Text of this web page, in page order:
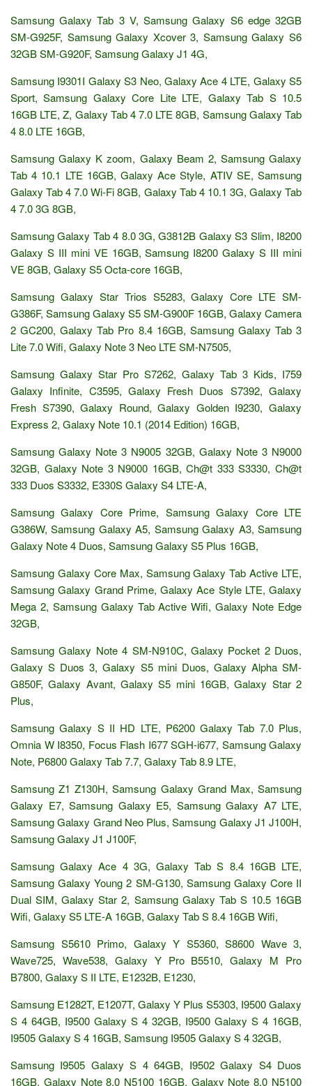
Samsung Galaxy Tab 3 V, Samsung Galaxy S6 edge 32GB
SM-G925F, Samsung Galaxy Xcover 3, Samsung Galaxy S6
32GB SM-G920F, Samsung Galaxy J1 4G,
Samsung I9301I Galaxy S3 Neo, Galaxy Ace 4 LTE, Galaxy S5
Sport, Samsung Galaxy Core Lite LTE, Galaxy Tab S 10.5
16GB LTE, Z, Galaxy Tab 4 7.0 LTE 8GB, Samsung Galaxy Tab
4 8.0 LTE 16GB,
Samsung Galaxy K zoom, Galaxy Beam 2, Samsung Galaxy
Tab 4 10.1 LTE 16GB, Galaxy Ace Style, ATIV SE, Samsung
Galaxy Tab 4 7.0 Wi-Fi 8GB, Galaxy Tab 4 10.1 3G, Galaxy Tab
4 7.0 3G 8GB,
Samsung Galaxy Tab 4 8.0 3G, G3812B Galaxy S3 Slim, I8200
Galaxy S III mini VE 16GB, Samsung I8200 Galaxy S III mini
VE 8GB, Galaxy S5 Octa-core 16GB,
Samsung Galaxy Star Trios S5283, Galaxy Core LTE SM-
G386F, Samsung Galaxy S5 SM-G900F 16GB, Galaxy Camera
2 GC200, Galaxy Tab Pro 8.4 16GB, Samsung Galaxy Tab 3
Lite 7.0 Wifi, Galaxy Note 3 Neo LTE SM-N7505,
Samsung Galaxy Star Pro S7262, Galaxy Tab 3 Kids, I759
Galaxy Infinite, C3595, Galaxy Fresh Duos S7392, Galaxy
Fresh S7390, Galaxy Round, Galaxy Golden I9230, Galaxy
Express 2, Galaxy Note 10.1 (2014 Edition) 16GB,
Samsung Galaxy Note 3 N9005 32GB, Galaxy Note 3 N9000
32GB, Galaxy Note 3 N9000 16GB, Ch@t 333 S3330, Ch@t
333 Duos S3332, E330S Galaxy S4 LTE-A,
Samsung Galaxy Core Prime, Samsung Galaxy Core LTE
G386W, Samsung Galaxy A5, Samsung Galaxy A3, Samsung
Galaxy Note 4 Duos, Samsung Galaxy S5 Plus 16GB,
Samsung Galaxy Core Max, Samsung Galaxy Tab Active LTE,
Samsung Galaxy Grand Prime, Galaxy Ace Style LTE, Galaxy
Mega 2, Samsung Galaxy Tab Active Wifi, Galaxy Note Edge
32GB,
Samsung Galaxy Note 4 SM-N910C, Galaxy Pocket 2 Duos,
Galaxy S Duos 3, Galaxy S5 mini Duos, Galaxy Alpha SM-
G850F, Galaxy Avant, Galaxy S5 mini 16GB, Galaxy Star 2
Plus,
Samsung Galaxy S II HD LTE, P6200 Galaxy Tab 7.0 Plus,
Omnia W I8350, Focus Flash I677 SGH-i677, Samsung Galaxy
Note, P6800 Galaxy Tab 7.7, Galaxy Tab 8.9 LTE,
Samsung Z1 Z130H, Samsung Galaxy Grand Max, Samsung
Galaxy E7, Samsung Galaxy E5, Samsung Galaxy A7 LTE,
Samsung Galaxy Grand Neo Plus, Samsung Galaxy J1 J100H,
Samsung Galaxy J1 J100F,
Samsung Galaxy Ace 4 3G, Galaxy Tab S 8.4 16GB LTE,
Samsung Galaxy Young 2 SM-G130, Samsung Galaxy Core II
Dual SIM, Galaxy Star 2, Samsung Galaxy Tab S 10.5 16GB
Wifi, Galaxy S5 LTE-A 16GB, Galaxy Tab S 8.4 16GB Wifi,
Samsung S5610 Primo, Galaxy Y S5360, S8600 Wave 3,
Wave725, Wave538, Galaxy Y Pro B5510, Galaxy M Pro
B7800, Galaxy S II LTE, E1232B, E1230,
Samsung E1282T, E1207T, Galaxy Y Plus S5303, I9500 Galaxy
S 4 64GB, I9500 Galaxy S 4 32GB, I9500 Galaxy S 4 16GB,
I9505 Galaxy S 4 16GB, Samsung I9505 Galaxy S 4 32GB,
Samsung I9505 Galaxy S 4 64GB, I9502 Galaxy S4 Duos
16GB, Galaxy Note 8.0 N5100 16GB, Galaxy Note 8.0 N5100